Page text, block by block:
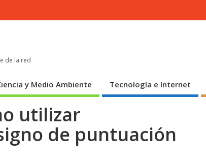
de la red
y Medio Ambiente Tecnología e Internet
utilizar
de puntuación